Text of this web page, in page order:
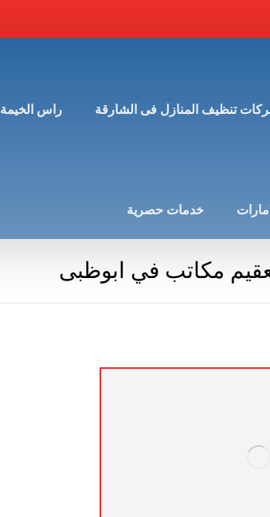
تنظيف المنازل فى الشارقة راس الخيمة
خدمات حصرية
مكاتب في ابوظبى